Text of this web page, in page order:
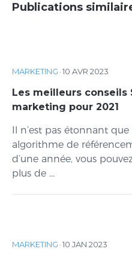
Publications
MARKETING ·10 AVR 2023
Les meilleurs conseils
marketing pour 2021
Il n’est pas étonnant
algorithme de
d’une année, vous
plus de ...
MARKETING ·10 JAN 2023